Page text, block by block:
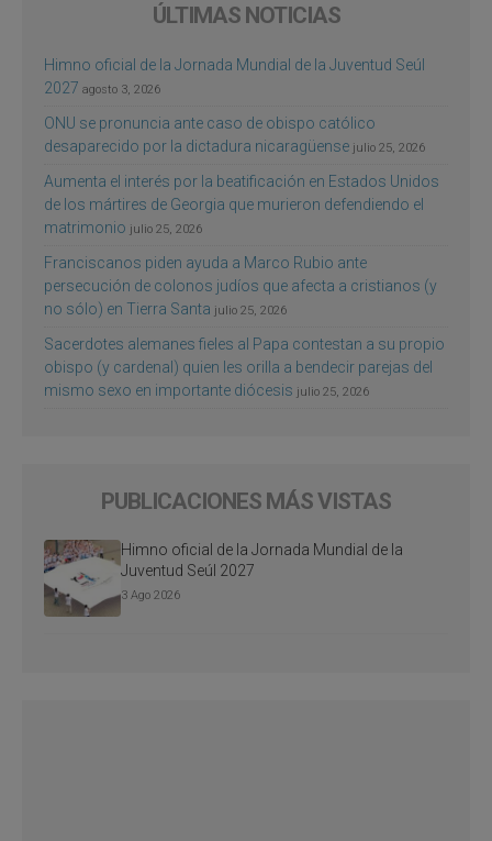
ÚLTIMAS NOTICIAS
Himno oficial de la Jornada Mundial de la Juventud Seúl
2027 agosto 3, 2026
ONU se pronuncia ante caso de obispo católico
desaparecido por la dictadura nicaragüense julio 25, 2026
Aumenta el interés por la beatificación en Estados Unidos
de los mártires de Georgia que murieron defendiendo el
matrimonio julio 25, 2026
Franciscanos piden ayuda a Marco Rubio ante
persecución de colonos judíos que afecta a cristianos (y
no sólo) en Tierra Santa julio 25, 2026
Sacerdotes alemanes fieles al Papa contestan a su propio
obispo (y cardenal) quien les orilla a bendecir parejas del
mismo sexo en importante diócesis julio 25, 2026
PUBLICACIONES MÁS VISTAS
Himno oficial de la Jornada Mundial de la
Juventud Seúl 2027
3 Ago 2026